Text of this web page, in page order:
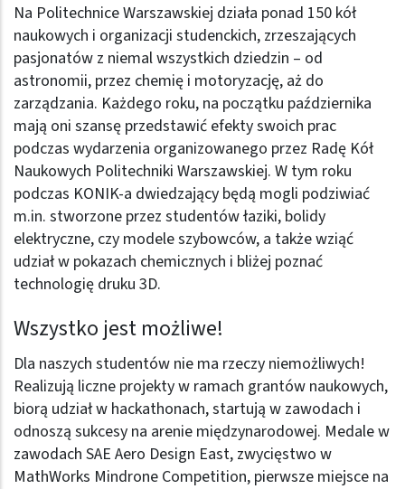
Na Politechnice Warszawskiej działa ponad 150 kół
naukowych i organizacji studenckich, zrzeszających
pasjonatów z niemal wszystkich dziedzin – od
astronomii, przez chemię i motoryzację, aż do
zarządzania. Każdego roku, na początku października
mają oni szansę przedstawić efekty swoich prac
podczas wydarzenia organizowanego przez Radę Kół
Naukowych Politechniki Warszawskiej. W tym roku
podczas KONIK-a dwiedzający będą mogli podziwiać
m.in. stworzone przez studentów łaziki, bolidy
elektryczne, czy modele szybowców, a także wziąć
udział w pokazach chemicznych i bliżej poznać
technologię druku 3D.
Wszystko jest możliwe!
Dla naszych studentów nie ma rzeczy niemożliwych!
Realizują liczne projekty w ramach grantów naukowych,
biorą udział w hackathonach, startują w zawodach i
odnoszą sukcesy na arenie międzynarodowej. Medale w
zawodach SAE Aero Design East, zwycięstwo w
MathWorks Mindrone Competition, pierwsze miejsce na